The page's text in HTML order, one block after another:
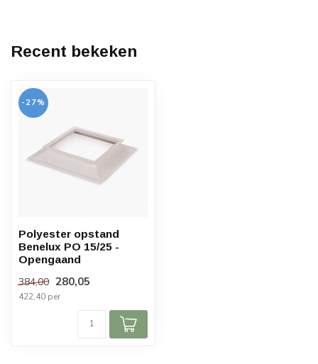
Recent bekeken
-27%
Polyester opstand
Benelux PO 15/25 -
Opengaand
384,00 280,05
422,40 per